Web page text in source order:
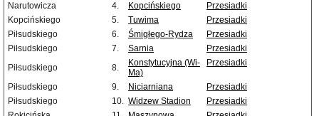
Narutowicza
4. Kopcińskiego
Przesiadki
Kopcińskiego
5. Tuwima
Przesiadki
Piłsudskiego
6. Śmigłego-Rydza
Przesiadki
Piłsudskiego
7. Sarnia
Przesiadki
Piłsudskiego
8.
Konstytucyjna (Wi-
Ma)
Przesiadki
Piłsudskiego 9. Niciarniana
Przesiadki
Piłsudskiego
10. Widzew Stadion
Przesiadki